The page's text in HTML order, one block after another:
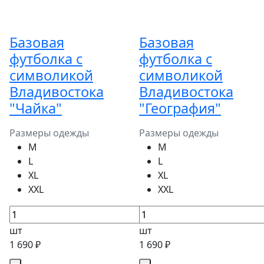
Базовая
футболка с
символикой
Владивостока
"Чайка"
Размеры одежды
M
L
XL
XXL
шт
1 690 ₽
Базовая
футболка с
символикой
Владивостока
"География"
Размеры одежды
M
L
XL
XXL
шт
1 690 ₽